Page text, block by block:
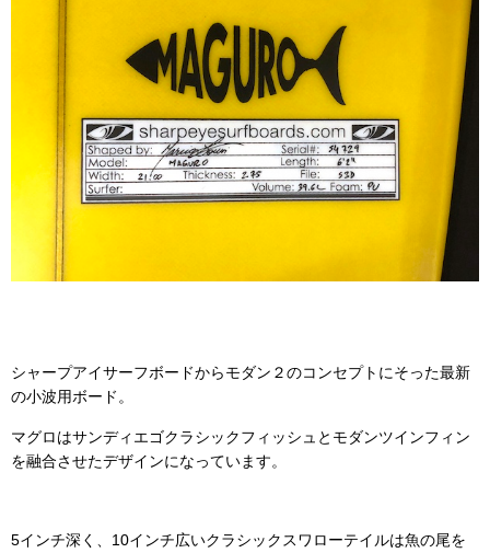
シャープアイサーフボードからモダン２のコンセプトにそった最新
の小波用ボード。
マグロはサンディエゴクラシックフィッシュとモダンツインフィン
を融合させたデザインになっています。
5インチ深く、10インチ広いクラシックスワローテイルは魚の尾を